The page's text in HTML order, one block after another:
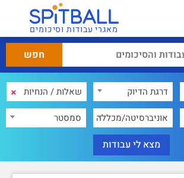
מאגרי עבודות וסיכומים
דרגת הדיוק ×
אוניברסיטה/מכללה סמסטר